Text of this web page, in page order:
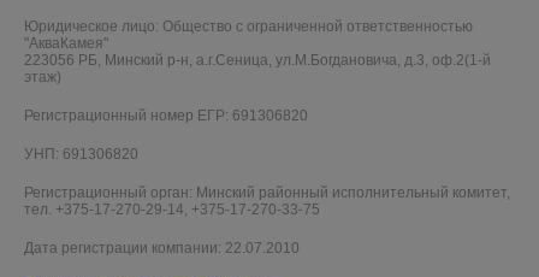
Юридическое лицо: Общество с ограниченной ответственностью
"АкваКамея"
223056 РБ, Минский р-н, а.г.Сеница, ул.М.Богдановича, д.3, оф.2(1-й
этаж)
Регистрационный номер ЕГР: 691306820
УНП: 691306820
Регистрационный орган: Минский районный исполнительный комитет,
тел. +375-17-270-29-14, +375-17-270-33-75
Дата регистрации компании: 22.07.2010